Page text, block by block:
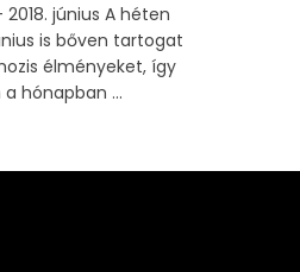
június A héten
is bőven tartogat
élményeket, így
hónapban ...